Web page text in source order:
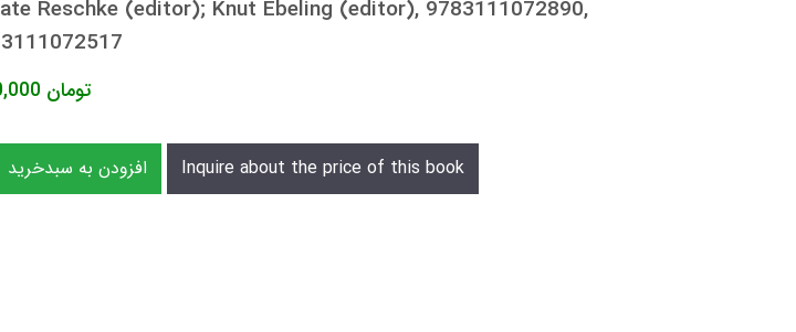
Reschke (editor); Knut Ebeling (editor), 9783111072890,
تومان
افزودن به سبدخرید Inquire about the price of this book